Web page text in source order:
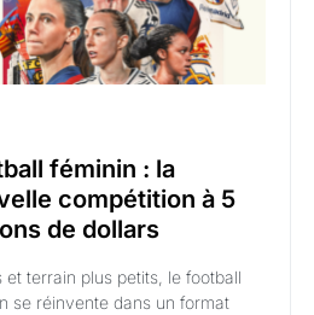
féminin : la
compétition à 5
de dollars
et terrain plus petits, le football
se réinvente dans un format